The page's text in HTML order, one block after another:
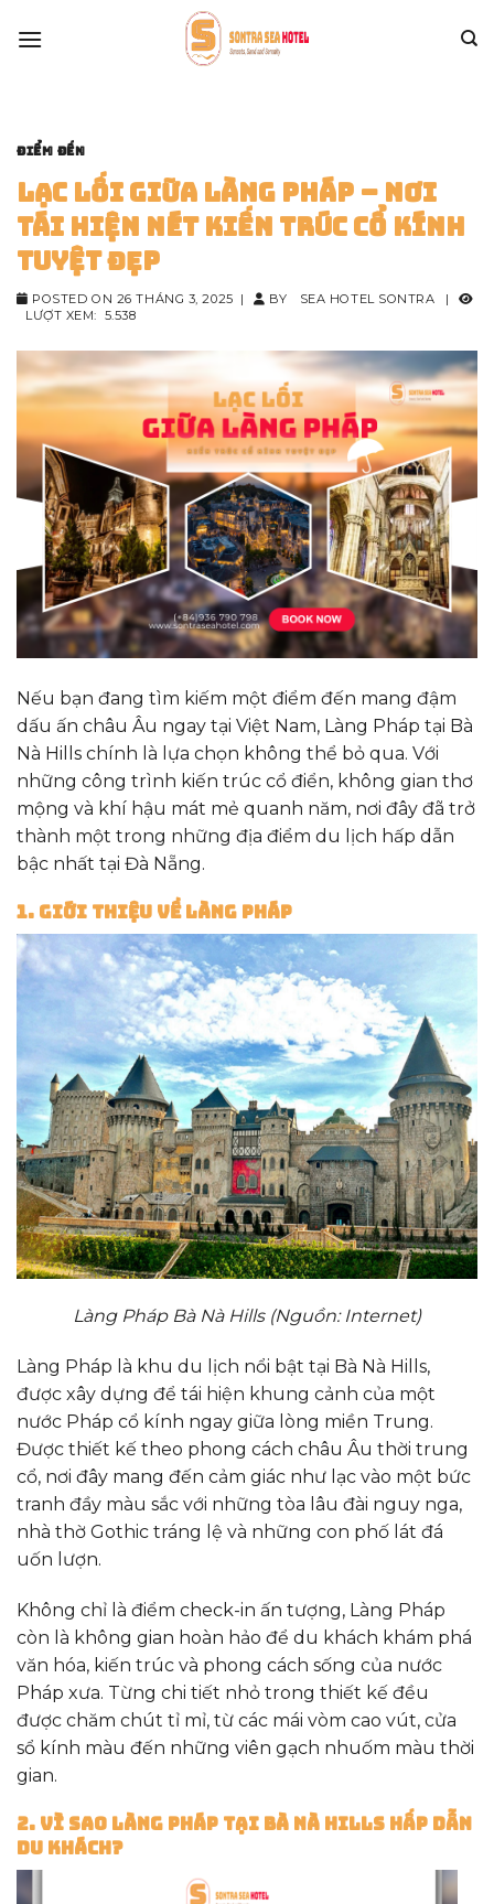
ĐIỂM ĐẾN
Lạc Lối Giữa Làng Pháp – Nơi
Tái Hiện Nét Kiến Trúc Cổ Kính
Tuyệt Đẹp
POSTED ON 26 THÁNG 3, 2025 | BY SEA HOTEL SONTRA
|
LƯỢT XEM: 5.538
Nếu bạn đang tìm kiếm một điểm đến mang đậm
dấu ấn châu Âu ngay tại Việt Nam, Làng Pháp tại Bà
Nà Hills chính là lựa chọn không thể bỏ qua. Với
những công trình kiến trúc cổ điển, không gian thơ
mộng và khí hậu mát mẻ quanh năm, nơi đây đã trở
thành một trong những địa điểm du lịch hấp dẫn
bậc nhất tại Đà Nẵng.
1. Giới Thiệu Về Làng Pháp
Làng Pháp Bà Nà Hills (Nguồn: Internet)
Làng Pháp là khu du lịch nổi bật tại Bà Nà Hills,
được xây dựng để tái hiện khung cảnh của một
nước Pháp cổ kính ngay giữa lòng miền Trung.
Được thiết kế theo phong cách châu Âu thời trung
cổ, nơi đây mang đến cảm giác như lạc vào một bức
tranh đầy màu sắc với những tòa lâu đài nguy nga,
nhà thờ Gothic tráng lệ và những con phố lát đá
uốn lượn.
Không chỉ là điểm check-in ấn tượng, Làng Pháp
còn là không gian hoàn hảo để du khách khám phá
văn hóa, kiến trúc và phong cách sống của nước
Pháp xưa. Từng chi tiết nhỏ trong thiết kế đều
được chăm chút tỉ mỉ, từ các mái vòm cao vút, cửa
sổ kính màu đến những viên gạch nhuốm màu thời
gian.
2. Vì Sao Làng Pháp Tại Bà Nà Hills Hấp Dẫn
Du Khách?